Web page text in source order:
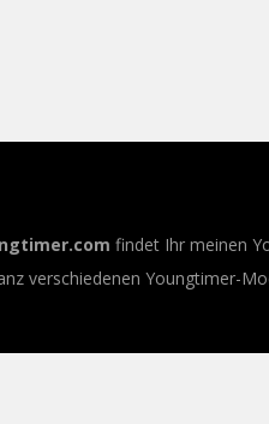
findet Ihr meinen
verschiedenen Youngtimer-